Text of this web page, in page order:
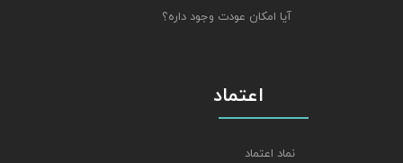
آیا امکان عودت وجود داره؟
اعتماد
نماد اعتماد